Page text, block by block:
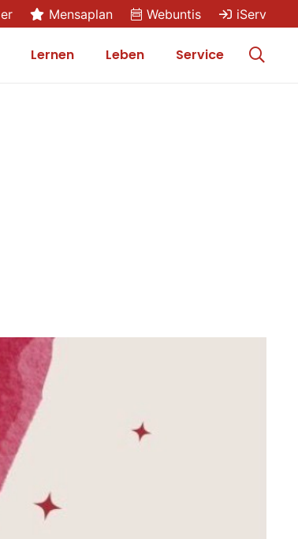
Mensaplan Webuntis iServ
Lernen Leben Service